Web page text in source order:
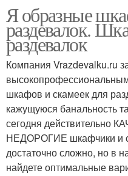
Я образные
раздевалок.
раздевалок
Компания Vrazdevalku.ru
шкафов и скамеек для
кажущуюся банальность
сегодня действительно
НЕДОРОГИЕ шкафчики и
достаточно сложно, но в
найдете оптимальные